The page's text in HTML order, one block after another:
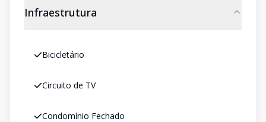
Infraestrutura
Bicicletário
Circuito de TV
Condomínio Fechado